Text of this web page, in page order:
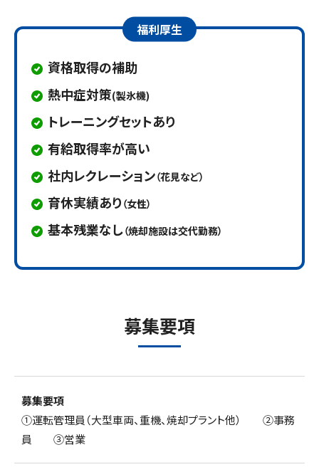
福利厚生
資格取得の補助
熱中症対策(製氷機)
トレーニングセットあり
有給取得率が高い
社内レクレーション（花見など）
育休実績あり （女性）
基本残業なし（焼却施設は交代勤務）
募集要項
募集要項
①運転管理員（大型車両、重機、焼却プラント他） ②事務
員 ③営業